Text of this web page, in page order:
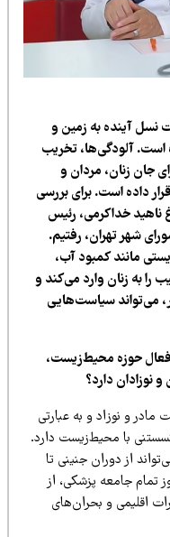
به زمین و
آلودگی‌ها، تخریب
مردان و
است. برای بررسی
خداکرمی، رئیس
تهران، رفتیم.
کمبود آب،
زنان وارد می‌کند و
سیاست‌هایی
محیط‌زیست،
دارد؟
نوزاد و به عبارتی
با محیط‌زیست دارد.
دوران جنینی تا
جامعه پزشکی، از
و بحران‌های